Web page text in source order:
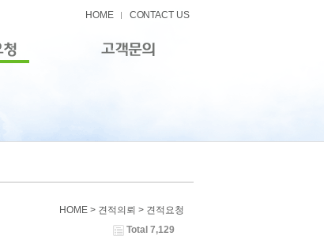
HOME CONTACT US
HOME > 견적의뢰 > 견적요청
Total 7,129